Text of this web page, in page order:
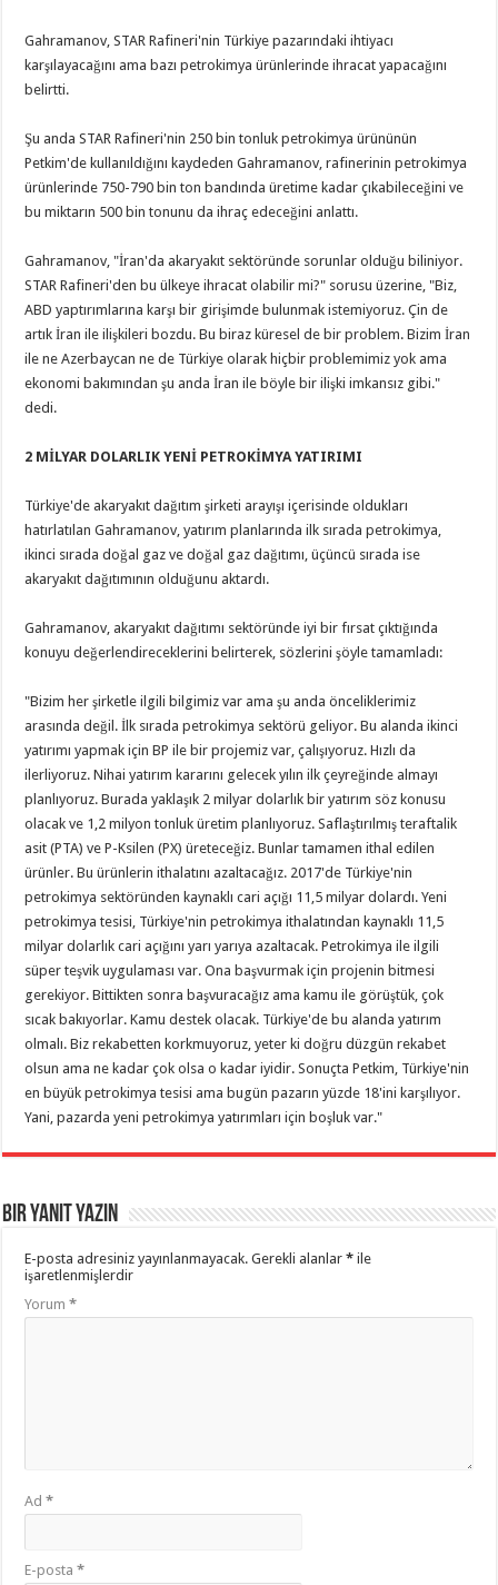
Gahramanov, STAR Rafineri'nin Türkiye pazarındaki ihtiyacı
karşılayacağını ama bazı petrokimya ürünlerinde ihracat yapacağını
belirtti.
Şu anda STAR Rafineri'nin 250 bin tonluk petrokimya ürününün
Petkim'de kullanıldığını kaydeden Gahramanov, rafinerinin petrokimya
ürünlerinde 750-790 bin ton bandında üretime kadar çıkabileceğini ve
bu miktarın 500 bin tonunu da ihraç edeceğini anlattı.
Gahramanov, "İran'da akaryakıt sektöründe sorunlar olduğu biliniyor.
STAR Rafineri'den bu ülkeye ihracat olabilir mi?" sorusu üzerine, "Biz,
ABD yaptırımlarına karşı bir girişimde bulunmak istemiyoruz. Çin de
artık İran ile ilişkileri bozdu. Bu biraz küresel de bir problem. Bizim İran
ile ne Azerbaycan ne de Türkiye olarak hiçbir problemimiz yok ama
ekonomi bakımından şu anda İran ile böyle bir ilişki imkansız gibi."
dedi.
2 MİLYAR DOLARLIK YENİ PETROKİMYA YATIRIMI
Türkiye'de akaryakıt dağıtım şirketi arayışı içerisinde oldukları
hatırlatılan Gahramanov, yatırım planlarında ilk sırada petrokimya,
ikinci sırada doğal gaz ve doğal gaz dağıtımı, üçüncü sırada ise
akaryakıt dağıtımının olduğunu aktardı.
Gahramanov, akaryakıt dağıtımı sektöründe iyi bir fırsat çıktığında
konuyu değerlendireceklerini belirterek, sözlerini şöyle tamamladı:
"Bizim her şirketle ilgili bilgimiz var ama şu anda önceliklerimiz
arasında değil. İlk sırada petrokimya sektörü geliyor. Bu alanda ikinci
yatırımı yapmak için BP ile bir projemiz var, çalışıyoruz. Hızlı da
ilerliyoruz. Nihai yatırım kararını gelecek yılın ilk çeyreğinde almayı
planlıyoruz. Burada yaklaşık 2 milyar dolarlık bir yatırım söz konusu
olacak ve 1,2 milyon tonluk üretim planlıyoruz. Saflaştırılmış teraftalik
asit (PTA) ve P-Ksilen (PX) üreteceğiz. Bunlar tamamen ithal edilen
ürünler. Bu ürünlerin ithalatını azaltacağız. 2017'de Türkiye'nin
petrokimya sektöründen kaynaklı cari açığı 11,5 milyar dolardı. Yeni
petrokimya tesisi, Türkiye'nin petrokimya ithalatından kaynaklı 11,5
milyar dolarlık cari açığını yarı yarıya azaltacak. Petrokimya ile ilgili
süper teşvik uygulaması var. Ona başvurmak için projenin bitmesi
gerekiyor. Bittikten sonra başvuracağız ama kamu ile görüştük, çok
sıcak bakıyorlar. Kamu destek olacak. Türkiye'de bu alanda yatırım
olmalı. Biz rekabetten korkmuyoruz, yeter ki doğru düzgün rekabet
olsun ama ne kadar çok olsa o kadar iyidir. Sonuçta Petkim, Türkiye'nin
en büyük petrokimya tesisi ama bugün pazarın yüzde 18'ini karşılıyor.
Yani, pazarda yeni petrokimya yatırımları için boşluk var."
Bir yanıt yazın
E-posta adresiniz yayınlanmayacak. Gerekli alanlar* ile
işaretlenmişlerdir
Yorum*
Ad*
E-posta*